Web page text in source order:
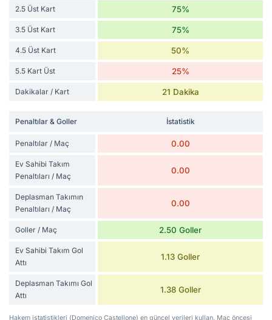
2.5 Üst Kart 75%
3.5 Üst Kart 75%
4.5 Üst Kart 50%
5.5 Kart Üst 25%
Dakikalar / Kart 21 Dakika
Penaltılar & Goller İstatistik
Penaltılar / Maç 0.00
Ev Sahibi Takım
Penaltıları / Maç
0.00
Deplasman Takımın
Penaltıları / Maç
0.00
Goller / Maç 2.50 Goller
Ev Sahibi Takım Gol
Attı
1.13 Goller
Deplasman Takımı Gol
Attı
1.38 Goller
Hakem istatistikleri (Domenico Castellone) en güncel verileri kullan. Maç öncesi